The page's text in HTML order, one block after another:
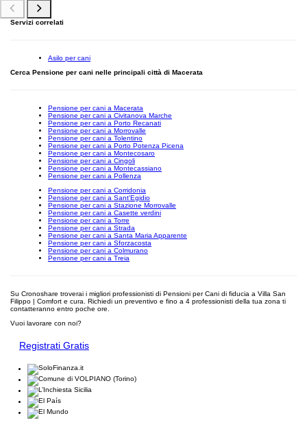
Servizi correlati
Asilo per cani
Cerca Pensione per cani nelle principali città di Macerata
Pensione per cani a Macerata
Pensione per cani a Civitanova Marche
Pensione per cani a Porto Recanati
Pensione per cani a Morrovalle
Pensione per cani a Tolentino
Pensione per cani a Porto Potenza Picena
Pensione per cani a Montecosaro
Pensione per cani a Cingoli
Pensione per cani a Montecassiano
Pensione per cani a Pollenza
Pensione per cani a Corridonia
Pensione per cani a Sant'Egidio
Pensione per cani a Stazione Morrovalle
Pensione per cani a Casette verdini
Pensione per cani a Torre
Pensione per cani a Strada
Pensione per cani a Santa Maria Apparente
Pensione per cani a Sforzacosta
Pensione per cani a Colmurano
Pensione per cani a Treia
Su Cronoshare troverai i migliori professionisti di Pensioni per Cani di fiducia a Villa San
Filippo | Comfort e cura. Richiedi un preventivo e fino a 4 professionisti della tua zona ti
contatteranno entro poche ore.
Vuoi lavorare con noi?
Registrati Gratis